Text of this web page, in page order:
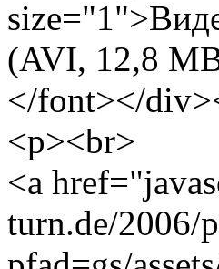
(AVI, 12,8
</font></
<p><br>
<a
turn.de/2006/